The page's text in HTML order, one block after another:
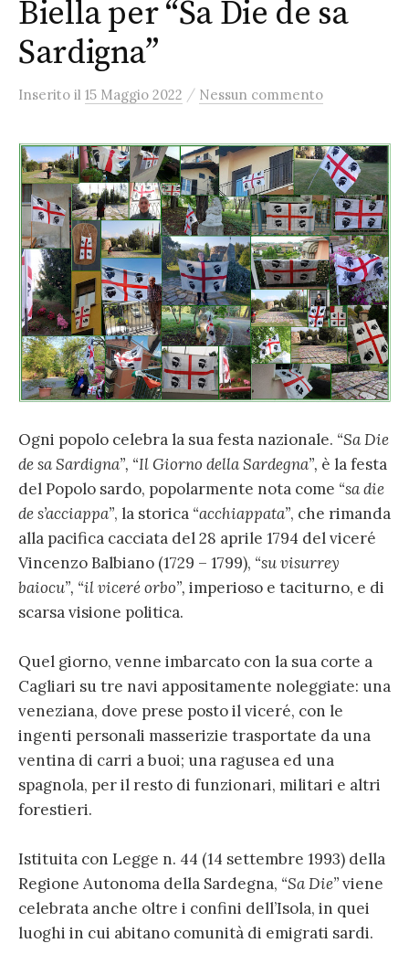
Biella per “Sa Die de sa
Sardigna”
Inserito il 15 Maggio 2022 / Nessun commento
Ogni popolo celebra la sua festa nazionale. “Sa Die
de sa Sardigna”, “Il Giorno della Sardegna”, è la festa
del Popolo sardo, popolarmente nota come “sa die
de s’acciappa”, la storica “acchiappata”, che rimanda
alla pacifica cacciata del 28 aprile 1794 del viceré
Vincenzo Balbiano (1729 – 1799), “su visurrey
baiocu”, “il viceréorbo”, imperioso e taciturno, e di
scarsa visione politica.
Quel giorno, venne imbarcato con la sua corte a
Cagliari su tre navi appositamente noleggiate: una
veneziana, dove prese posto il viceré, con le
ingenti personali masserizie trasportate da una
ventina di carri a buoi; una ragusea ed una
spagnola, per il resto di funzionari, militari e altri
forestieri.
Istituita con Legge n. 44 (14 settembre 1993) della
Regione Autonoma della Sardegna, “Sa Die”viene
celebrata anche oltre i confini dell’Isola, in quei
luoghi in cui abitano comunità di emigrati sardi.